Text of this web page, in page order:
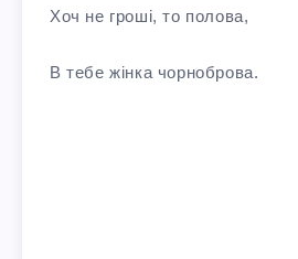
Хоч не гроші, то полова,
В тебе жінка чорноброва.